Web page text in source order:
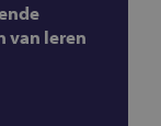
van leren